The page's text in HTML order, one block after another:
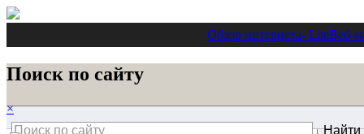
Обзор интернета- LiteВеб-
Поиск по сайту
×